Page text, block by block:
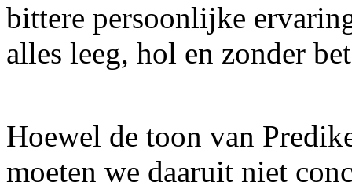
bittere persoonlijke
alles leeg, hol en zonder
Hoewel de toon van
moeten we daaruit niet